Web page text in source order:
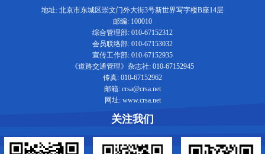
地址: 北京市东城区崇文门外大街3号新世界写字楼B座14层
邮编: 100010
综合管理部: 010-67152312
会员联络部: 010-67153032
宣传工作部: 010-67152935
《道路交通管理》杂志社: 010-67152945
传真: 010-67152962
邮箱: crsa@crsa.net
网址: www.crsa.net
关注我们